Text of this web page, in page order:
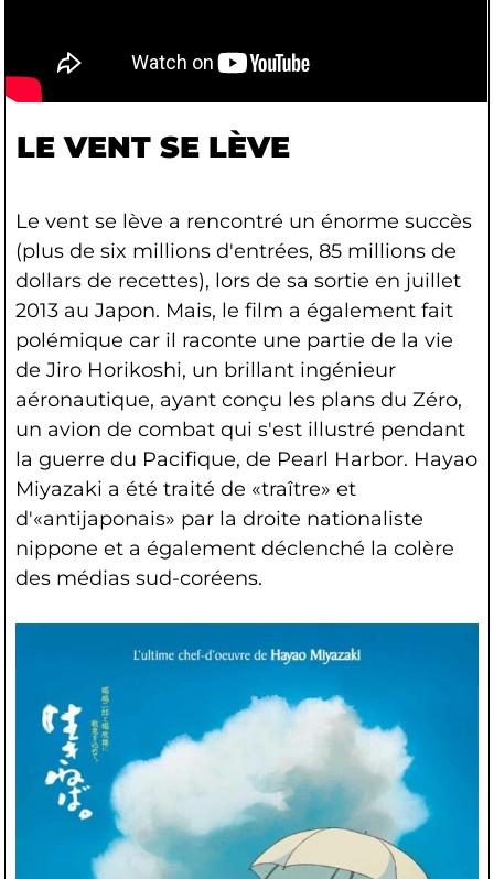
LE VENT SE LÈVE
Le vent se lève a rencontré un énorme succès
(plus de six millions d'entrées, 85 millions de
dollars de recettes), lors de sa sortie en juillet
2013 au Japon. Mais, le film a également fait
polémique car il raconte une partie de la vie
de Jiro Horikoshi, un brillant ingénieur
aéronautique, ayant conçu les plans du Zéro,
un avion de combat qui s'est illustré pendant
la guerre du Pacifique, de Pearl Harbor. Hayao
Miyazaki a été traité de «traître» et
d'«antijaponais» par la droite nationaliste
nippone et a également déclenché la colère
des médias sud-coréens.